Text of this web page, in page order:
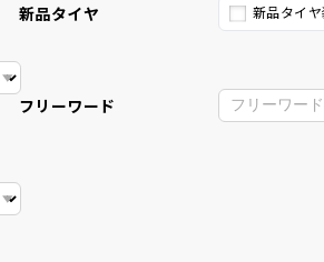
新品タイヤ 新品タイ
フリーワード